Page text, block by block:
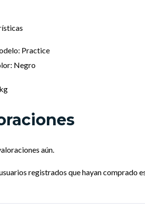
: Practice
: Negro
aún.
registrados que hayan comprado